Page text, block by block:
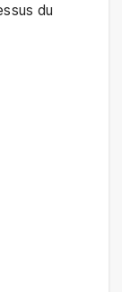
du